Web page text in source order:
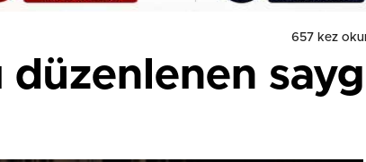
657 kez
düzenlenen